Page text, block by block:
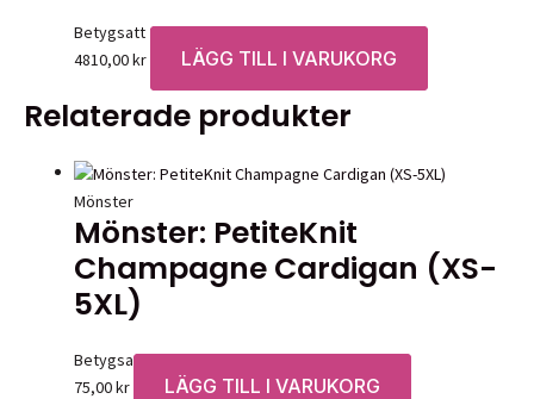
Betygsatt 0av 5
4810,00kr LÄGG TILL I VARUKORG
Relaterade produkter
Mönster
Mönster: PetiteKnit
Champagne Cardigan (XS-
5XL)
Betygsatt0av 5
75,00kr LÄGG TILL I VARUKORG